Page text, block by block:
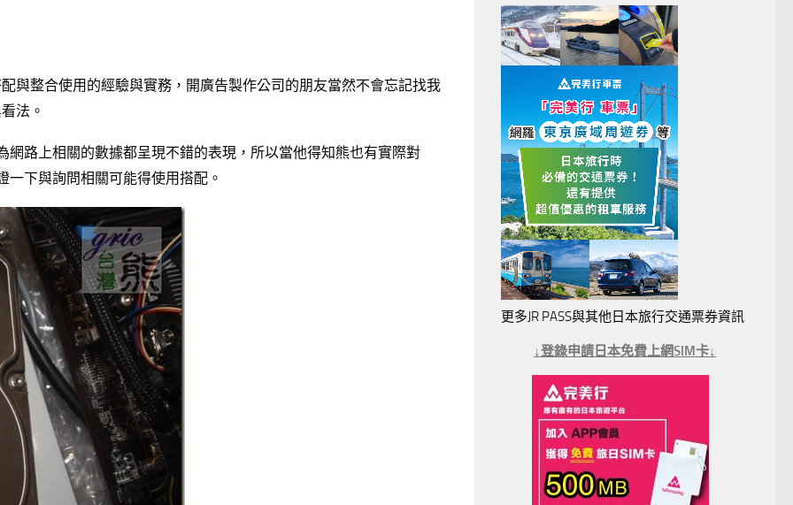
與整合使用的經驗與實務，開廣告製作公司的朋友當然不會忘記找我
法。
網路上相關的數據都呈現不錯的表現，所以當他得知熊也有實際對
一下與詢問相關可能得使用搭配。
更多JR PASS與其他日本旅行交通票券資訊
↓登錄申請日本免費上網SIM卡↓